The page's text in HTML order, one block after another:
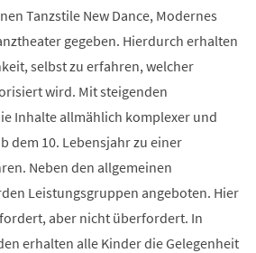
Tanzstile New Dance, Modernes
gegeben. Hierdurch erhalten
selbst zu erfahren, welcher
wird. Mit steigenden
Inhalte allmählich komplexer und
dem 10. Lebensjahr zu einer
Neben den allgemeinen
Leistungsgruppen angeboten. Hier
aber nicht überfordert. In
erhalten alle Kinder die Gelegenheit